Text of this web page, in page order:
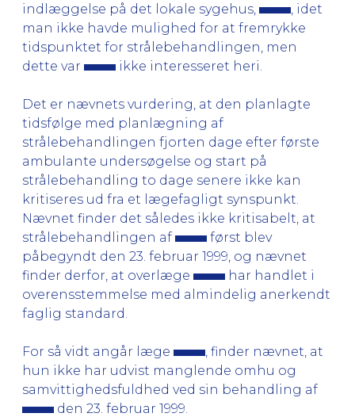
indlæggelse på det lokale sygehus,
, idet
man ikke havde mulighed for at fremrykke
tidspunktet for strålebehandlingen, men
dette var
ikke interesseret heri.
Det er nævnets vurdering, at den planlagte
tidsfølge med planlægning af
strålebehandlingen fjorten dage efter første
ambulante undersøgelse og start på
strålebehandling to dage senere ikke kan
kritiseres ud fra et lægefagligt synspunkt.
Nævnet finder det således ikke kritisabelt, at
strålebehandlingen af
først blev
påbegyndt den 23. februar 1999, og nævnet
finder derfor, at overlæge
har handlet i
overensstemmelse med almindelig anerkendt
faglig standard.
For så vidt angår læge
, finder nævnet, at
hun ikke har udvist manglende omhu og
samvittighedsfuldhed ved sin behandling af
den 23. februar 1999.